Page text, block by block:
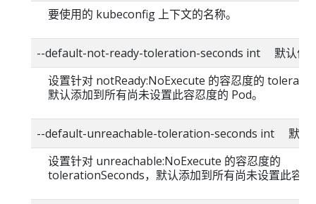
要使用的 kubeconfig 上下文的名称。
--default-not-ready-toleration-seconds int 默认值
设置针对 notReady:NoExecute 的容忍度的
默认添加到所有尚未设置此容忍度的 Pod。
--default-unreachable-toleration-seconds int 默认
设置针对 unreachable:NoExecute 的容忍度的
tolerationSeconds，默认添加到所有尚未设置此容